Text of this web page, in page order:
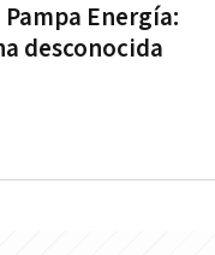
Energía:
desconocida